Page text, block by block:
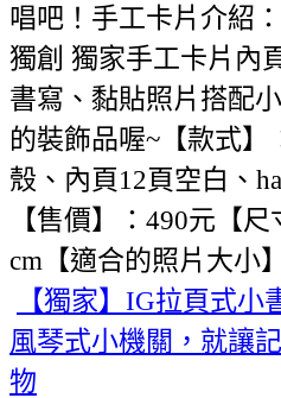
唱吧！手工卡片介紹
獨創 獨家手工卡片內
書寫、黏貼照片搭配
的裝飾品喔~【款式】
殼、內頁12頁空白、
【售價】：490元【
cm【適合的照片大小
【獨家】IG拉頁式
風琴式小機關，就讓
物